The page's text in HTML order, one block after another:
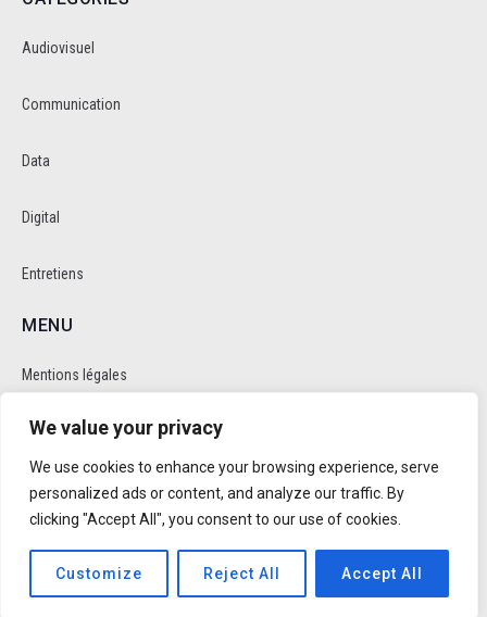
We value your privacy
We use cookies to enhance your browsing experience, serve
personalized ads or content, and analyze our traffic. By
clicking "Accept All", you consent to our use of cookies.
Customize Reject All Accept All
Audiovisuel
Communication
Data
Digital
Entretiens
MENU
Mentions légales
Politique de cookie et de confidentalité
RÉSEAUX SOCIAUX
Réalisé parTrusty Studio